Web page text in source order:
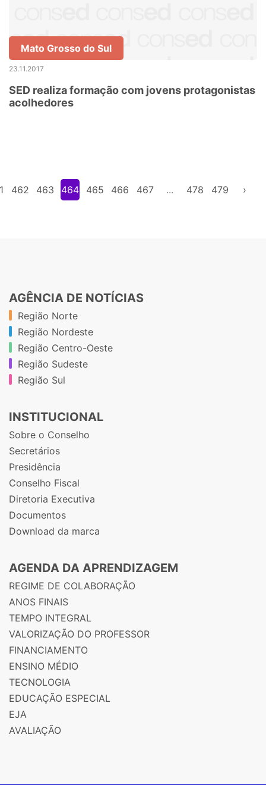
Mato Grosso do Sul
23.11.2017
SED realiza formação com jovens protagonistas
acolhedores
462 463 464 465 466 467 ... 478 479 ›
AGÊNCIA DE NOTÍCIAS
Região Norte
Região Nordeste
Região Centro-Oeste
Região Sudeste
Região Sul
INSTITUCIONAL
Sobre o Conselho
Secretários
Presidência
Conselho Fiscal
Diretoria Executiva
Documentos
Download da marca
AGENDA DA APRENDIZAGEM
REGIME DE COLABORAÇÃO
ANOS FINAIS
TEMPO INTEGRAL
VALORIZAÇÃO DO PROFESSOR
FINANCIAMENTO
ENSINO MÉDIO
TECNOLOGIA
EDUCAÇÃO ESPECIAL
EJA
AVALIAÇÃO